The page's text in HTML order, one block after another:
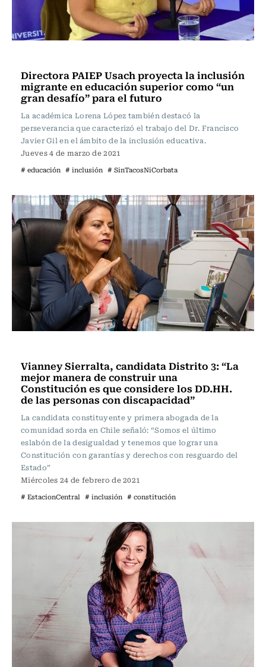
Directora PAIEP Usach proyecta la inclusión
migrante en educación superior como “un
gran desafío” para el futuro
La académica Lorena López también destacó la
perseverancia que caracterizó el trabajo del Dr. Francisco
Javier Gil en el ámbito de la inclusión educativa.
Jueves 4 de marzo de 2021
# educación # inclusión # SinTacosNiCorbata
Vianney Sierralta, candidata Distrito 3: “La
mejor manera de construir una
Constitución es que considere los DD.HH.
de las personas con discapacidad”
La candidata constituyente y primera abogada de la
comunidad sorda en Chile señaló: “Somos el último
eslabón de la desigualdad y tenemos que lograr una
Constitución con garantías y derechos con resguardo del
Estado”
Miércoles 24 de febrero de 2021
# EstacionCentral # inclusión # constitución